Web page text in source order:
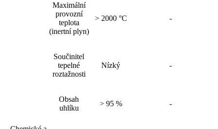
Maximální
provozní
teplota
(inertní plyn)
> 2000 °C -
Součinitel
tepelné
roztažnosti
Nízký -
Obsah
uhlíku
> 95 % -